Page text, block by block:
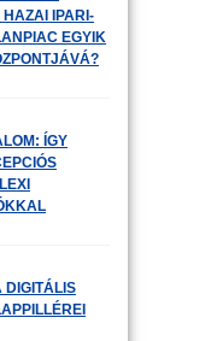
IPARI-
EGYIK
ÍGY
DIGITÁLIS